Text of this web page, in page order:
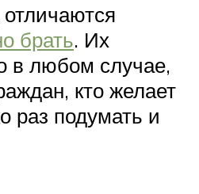
брать. Их
в любом случае,
кто желает
раз подумать и